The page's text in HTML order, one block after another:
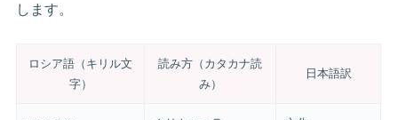
します。
ロシア語（キリル文
字）
読み方（カタカナ読
み）
日本語訳